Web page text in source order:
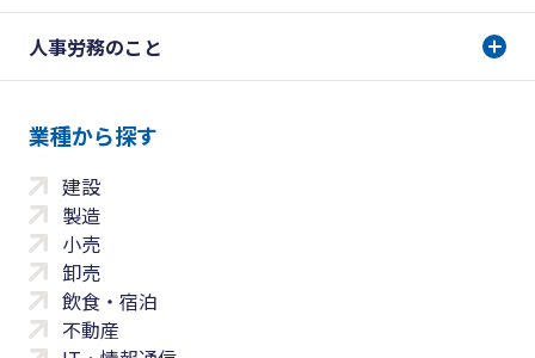
人事労務のこと
業種から探す
建設
製造
小売
卸売
飲食・宿泊
不動産